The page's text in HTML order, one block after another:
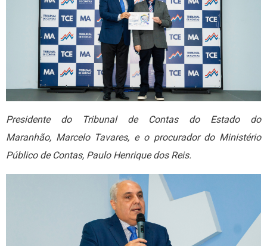
Presidente do Tribunal de Contas do Estado do
Maranhão, Marcelo Tavares, e o procurador do Ministério
Público de Contas, Paulo Henrique dos Reis.